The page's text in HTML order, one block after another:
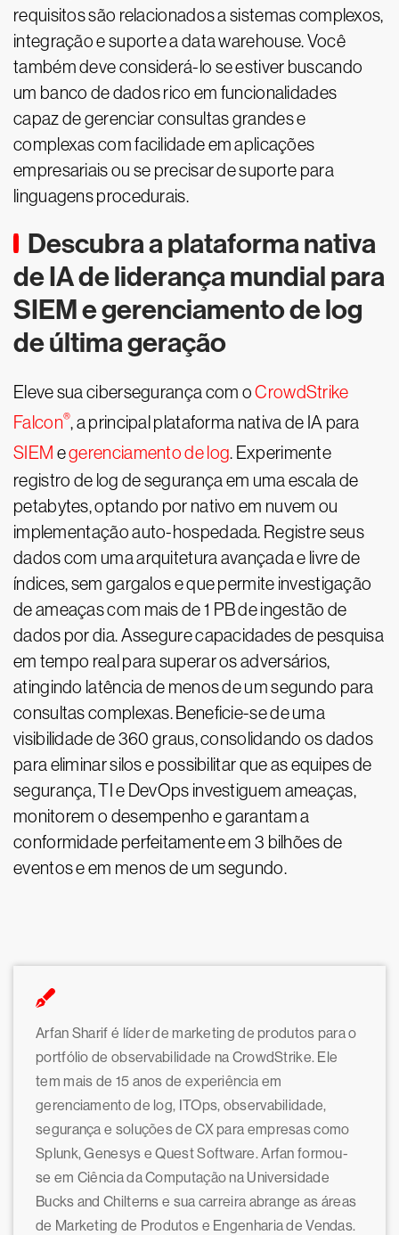
requisitos são relacionados a sistemas complexos,
integração e suporte a data warehouse. Você
também deve considerá-lo se estiver buscando
um banco de dados rico em funcionalidades
capaz de gerenciar consultas grandes e
complexas com facilidade em aplicações
empresariais ou se precisar de suporte para
linguagens procedurais.
Descubra a plataforma nativa
de IA de liderança mundial para
SIEM e gerenciamento de log
de última geração
Eleve sua cibersegurança com oCrowdStrike
Falcon®, a principal plataforma nativa de IA para
SIEM egerenciamento de log. Experimente
registro de log de segurança em uma escala de
petabytes, optando por nativo em nuvem ou
implementação auto-hospedada. Registre seus
dados com uma arquitetura avançada e livre de
índices, sem gargalos e que permite investigação
de ameaças com mais de 1 PB de ingestão de
dados por dia. Assegure capacidades de pesquisa
em tempo real para superar os adversários,
atingindo latência de menos de um segundo para
consultas complexas. Beneficie-se de uma
visibilidade de 360 graus, consolidando os dados
para eliminar silos e possibilitar que as equipes de
segurança, TI e DevOps investiguem ameaças,
monitorem o desempenho e garantam a
conformidade perfeitamente em 3 bilhões de
eventos e em menos de um segundo.
Arfan Sharif é líder de marketing de produtos para o
portfólio de observabilidade na CrowdStrike. Ele
tem mais de 15 anos de experiência em
gerenciamento de log, ITOps, observabilidade,
segurança e soluções de CX para empresas como
Splunk, Genesys e Quest Software. Arfan formou-
se em Ciência da Computação na Universidade
Bucks and Chilterns e sua carreira abrange as áreas
de Marketing de Produtos e Engenharia de Vendas.